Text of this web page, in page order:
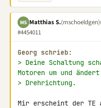
MS Matthias S.(mschoeldgen)
#4454011
Georg schrieb:
> Deine Schaltung
Motoren um und
> Drehrichtung.
Mir erscheint der TE